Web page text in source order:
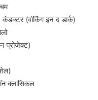
(वॉकिंग इन द डार्क)
प्रोजेक्ट)
क्लासिकल